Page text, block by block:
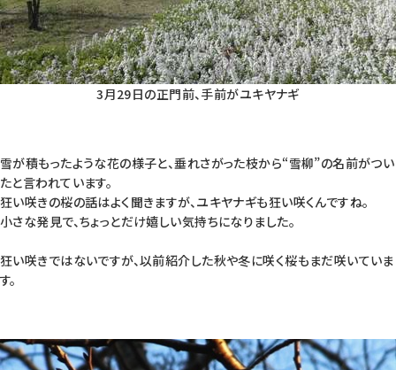
3月29日の正門前、手前がユキヤナギ
雪が積もったような花の様子と、垂れさがった枝から“雪柳”の名前がつい
たと言われています。
狂い咲きの桜の話はよく聞きますが、ユキヤナギも狂い咲くんですね。
小さな発見で、ちょっとだけ嬉しい気持ちになりました。
狂い咲きではないですが、以前紹介した秋や冬に咲く桜もまだ咲いていま
す。